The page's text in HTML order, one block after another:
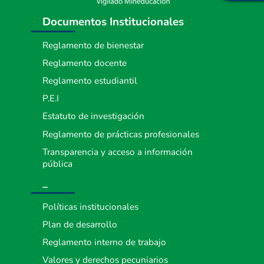
Documentos Institucionales
Reglamento de bienestar
Reglamento docente
Reglamento estudiantil
P.E.I
Estatuto de investigación
Reglamento de prácticas profesionales
Transparencia y acceso a información
pública
_
Políticas institucionales
Plan de desarrollo
Reglamento interno de trabajo
Valores y derechos pecuniarios